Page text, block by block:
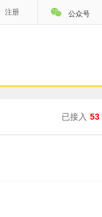
注册  公众号
已接入 53